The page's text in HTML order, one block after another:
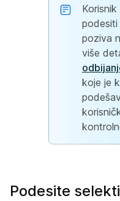
poziva
više
koje je
Podesite